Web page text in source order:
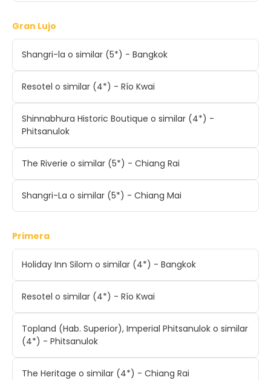
Gran Lujo
Shangri-la o similar (5*) - Bangkok
Resotel o similar (4*) - Río Kwai
Shinnabhura Historic Boutique o similar (4*) -
Phitsanulok
The Riverie o similar (5*) - Chiang Rai
Shangri-La o similar (5*) - Chiang Mai
Primera
Holiday Inn Silom o similar (4*) - Bangkok
Resotel o similar (4*) - Río Kwai
Topland (Hab. Superior), Imperial Phitsanulok o similar
(4*) - Phitsanulok
The Heritage o similar (4*) - Chiang Rai